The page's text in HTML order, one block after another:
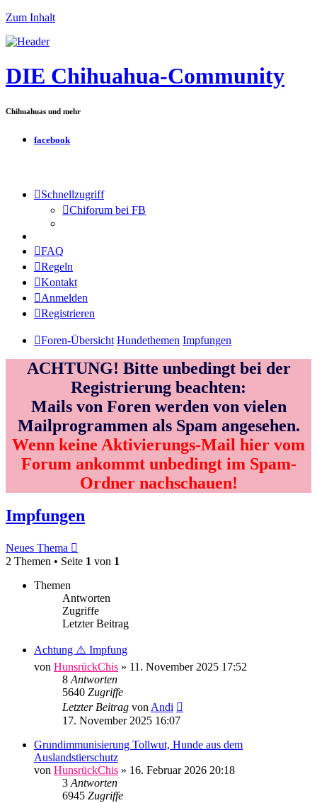
Zum Inhalt
DIE Chihuahua-Community
Chihuahuas und mehr
facebook
Schnellzugriff
Chiforum bei FB
FAQ
Regeln
Kontakt
Anmelden
Registrieren
Foren-Übersicht Hundethemen Impfungen
ACHTUNG! Bitte unbedingt bei der
Registrierung beachten:
Mails von Foren werden von vielen
Mailprogrammen als Spam angesehen.
Wenn keine Aktivierungs-Mail hier vom
Forum ankommt unbedingt im Spam-
Ordner nachschauen!
Impfungen
Neues Thema
2 Themen • Seite 1 von 1
Themen
Antworten
Zugriffe
Letzter Beitrag
Achtung ⚠️ Impfung
von HunsrückChis » 11. November 2025 17:52
8 Antworten
5640 Zugriffe
Letzter Beitrag von Andi
17. November 2025 16:07
Grundimmunisierung Tollwut, Hunde aus dem
Auslandstierschutz
von HunsrückChis » 16. Februar 2026 20:18
3 Antworten
6945 Zugriffe